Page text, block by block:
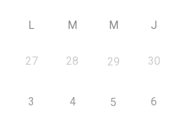
L M M J
27 28 29 30
3 4 5 6